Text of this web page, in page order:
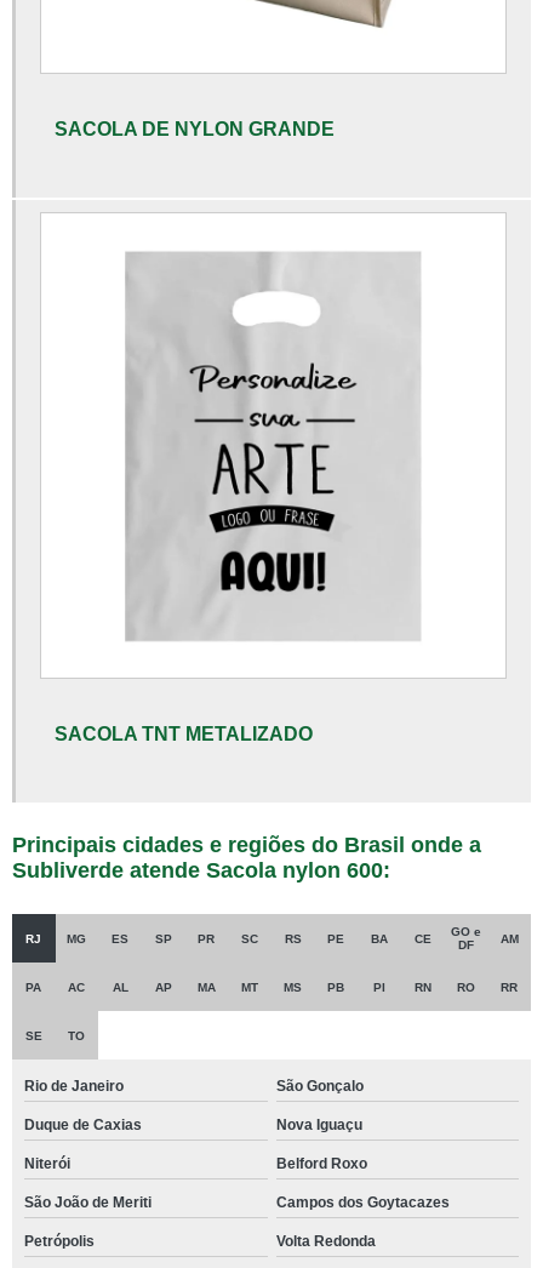
Fabricante de sacola em tnt metalizado
Fabricante de sacola tnt metalizada
Fornecedor de sacola em pvc cristal
Sacola de pvc cristal
Sacola de rafia
Sacola de rafia para cesta básica
Sacola nylon 600
SACOLA DE NYLON GRANDE
SACOLA TNT METALIZADO
Principais cidades e regiões do Brasil onde a
Subliverde atende Sacola nylon 600:
RJ MG ES SP PR SC RS PE BA CE
GO e
DF
AM
PA AC AL AP MA MT MS PB PI RN RO RR
SE TO
Rio de Janeiro São Gonçalo
Duque de Caxias Nova Iguaçu
Niterói Belford Roxo
São João de Meriti Campos dos Goytacazes
Petrópolis Volta Redonda